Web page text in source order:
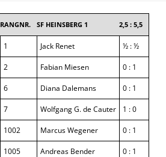
RANGNR. SF HEINSBERG 1 2,5 : 5,5
1 Jack Renet ½ : ½
2 Fabian Miesen 0 : 1
6 Diana Dalemans 0 : 1
7 Wolfgang G. de Cauter 1 : 0
1002 Marcus Wegener 0 : 1
1005 Andreas Bender 0 : 1